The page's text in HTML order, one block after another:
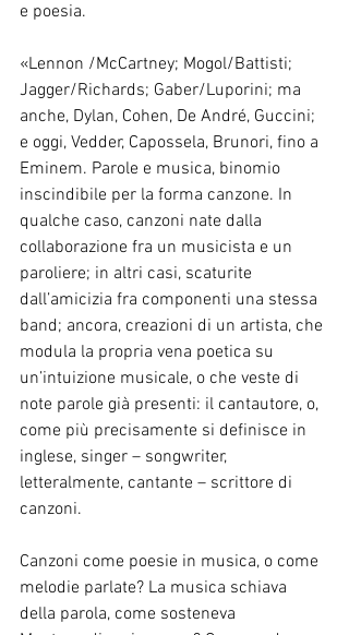
e poesia.
«Lennon /McCartney; Mogol/Battisti;
Jagger/Richards; Gaber/Luporini; ma
anche, Dylan, Cohen, De André, Guccini;
e oggi, Vedder, Capossela, Brunori, fino a
Eminem. Parole e musica, binomio
inscindibile per la forma canzone. In
qualche caso, canzoni nate dalla
collaborazione fra un musicista e un
paroliere; in altri casi, scaturite
dall’amicizia fra componenti una stessa
band; ancora, creazioni di un artista, che
modula la propria vena poetica su
un’intuizione musicale, o che veste di
note parole già presenti: il cantautore, o,
come più precisamente si definisce in
inglese, singer – songwriter,
letteralmente, cantante – scrittore di
canzoni.
Canzoni come poesie in musica, o come
melodie parlate? La musica schiava
della parola, come sosteneva